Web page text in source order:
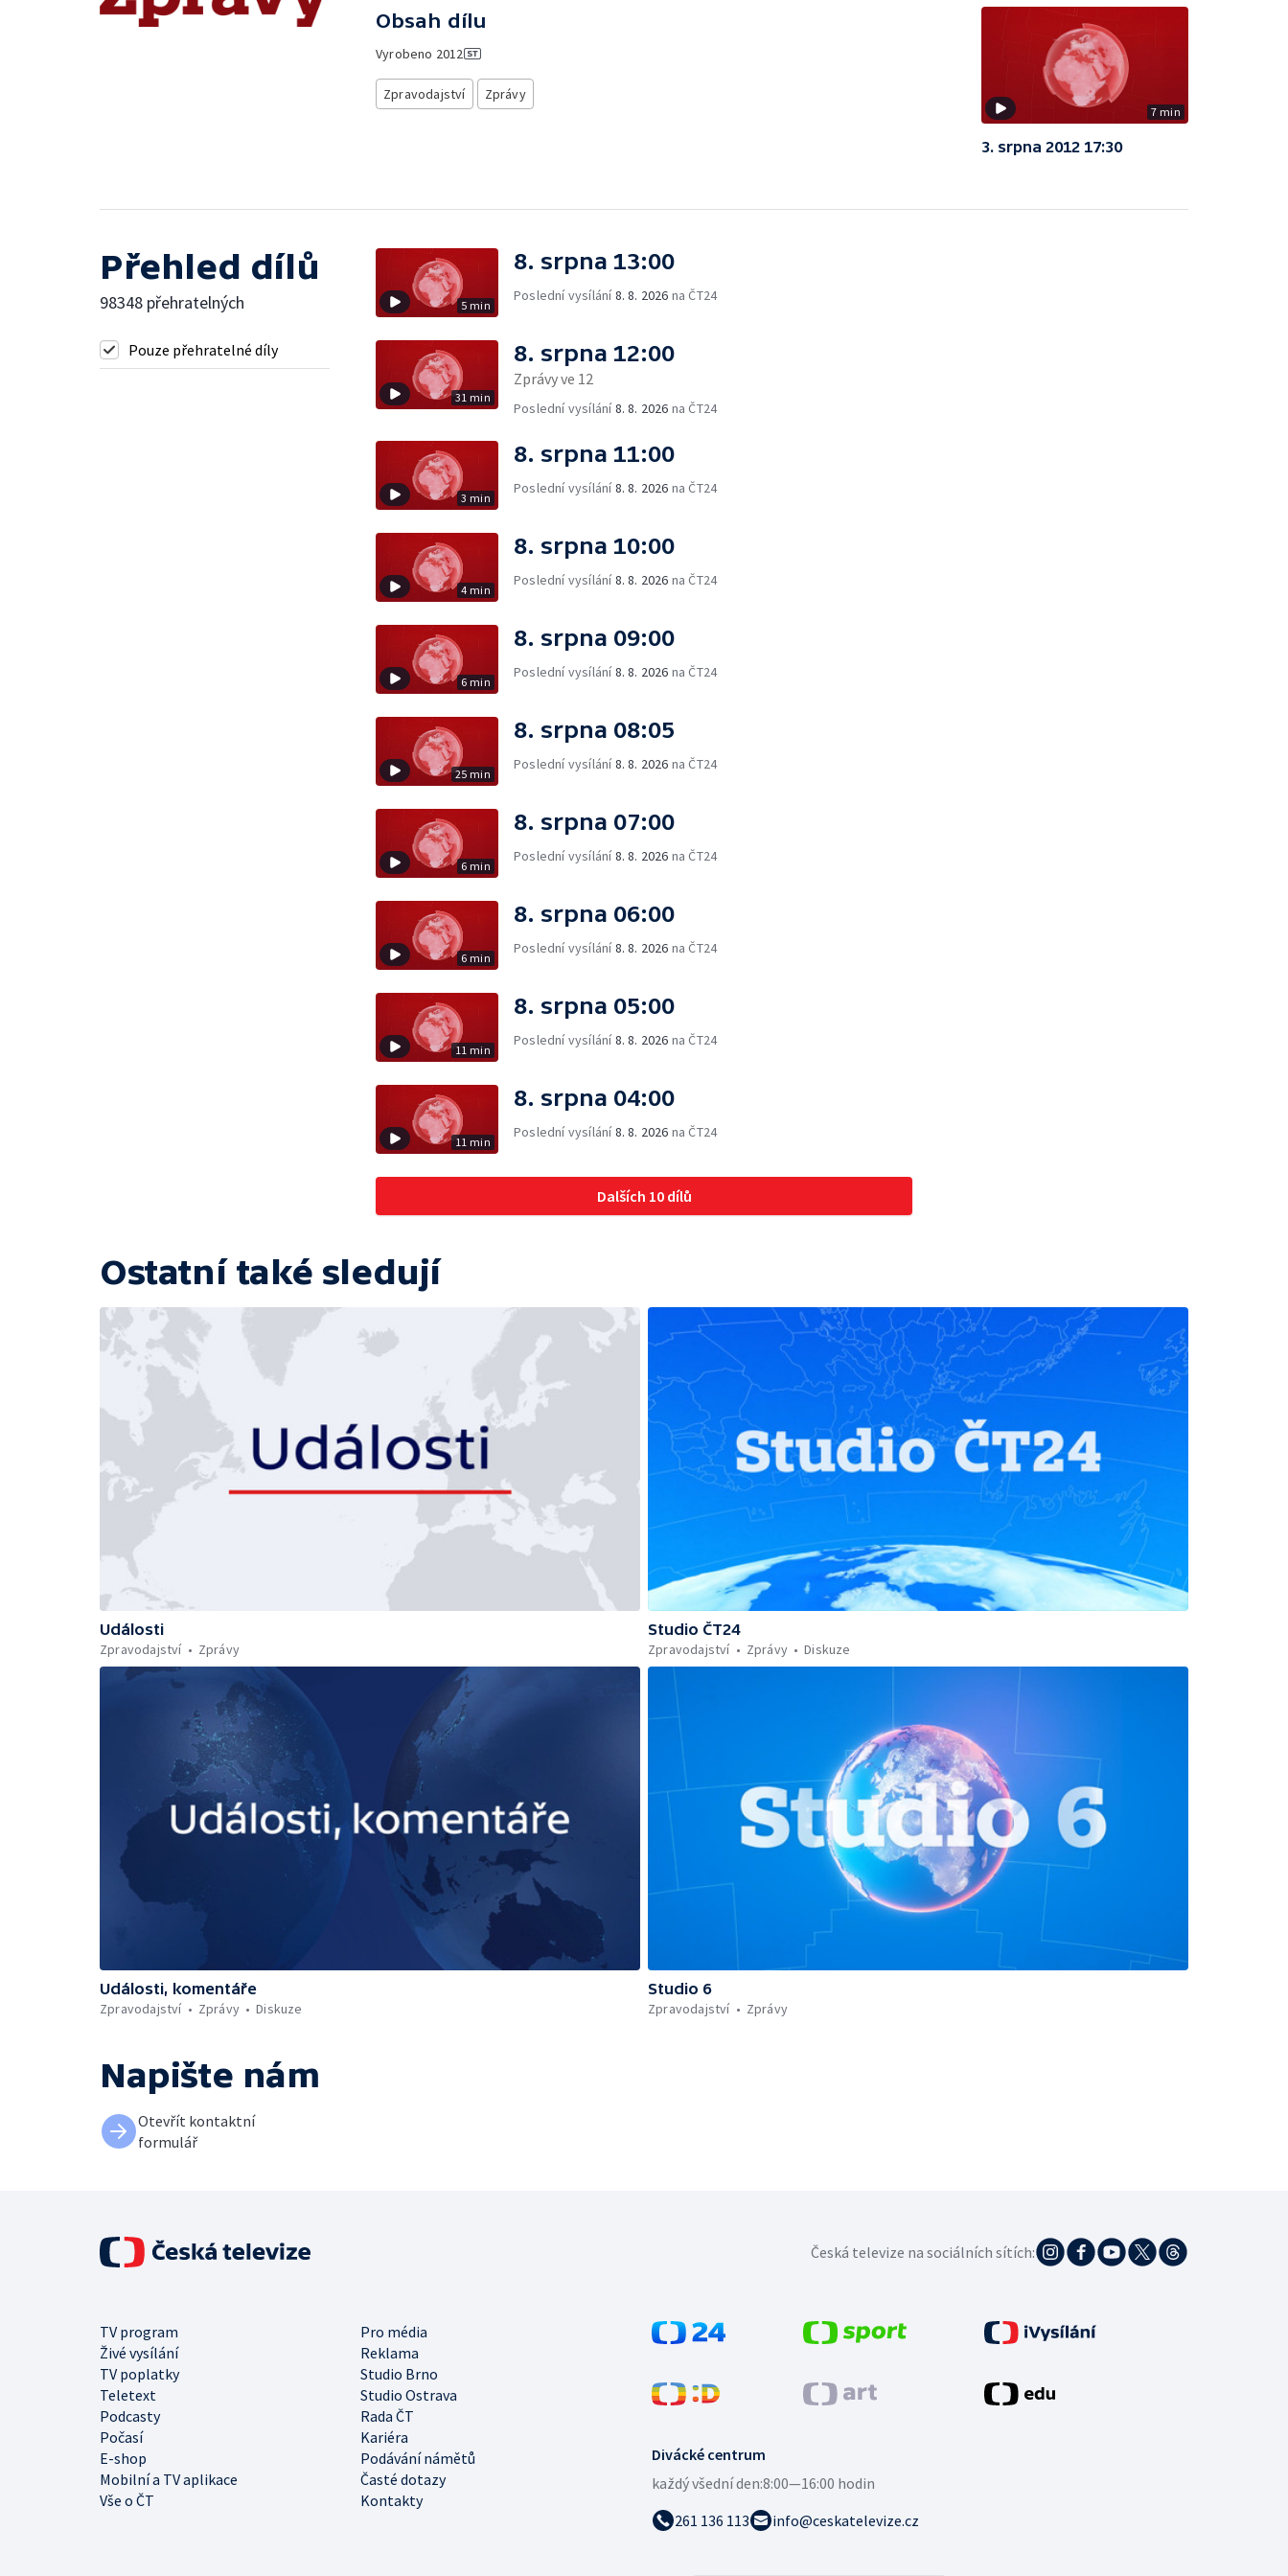
Obsah dílu
Vyrobeno 2012
Zpravodajství Zprávy
7 min
3. srpna 2012 17:30
Přehled dílů
98348 přehratelných
Pouze přehratelné díly
5 min
8. srpna 13:00
Poslední vysílání8. 8. 2026 na ČT24
31 min
8. srpna 12:00
Zprávy ve 12
Poslední vysílání8. 8. 2026 na ČT24
3 min
8. srpna 11:00
Poslední vysílání8. 8. 2026 na ČT24
4 min
8. srpna 10:00
Poslední vysílání8. 8. 2026 na ČT24
6 min
8. srpna 09:00
Poslední vysílání8. 8. 2026 na ČT24
25 min
8. srpna 08:05
Poslední vysílání8. 8. 2026 na ČT24
6 min
8. srpna 07:00
Poslední vysílání8. 8. 2026 na ČT24
6 min
8. srpna 06:00
Poslední vysílání8. 8. 2026 na ČT24
11 min
8. srpna 05:00
Poslední vysílání8. 8. 2026 na ČT24
11 min
8. srpna 04:00
Poslední vysílání8. 8. 2026 na ČT24
Dalších 10 dílů
Ostatní také sledují
Události
Zpravodajství
Zprávy
Studio ČT24
Zpravodajství
Zprávy Diskuze
Události, komentáře
Zpravodajství
Zprávy Diskuze
Studio 6
Zpravodajství
Zprávy
Napište nám
Otevřít kontaktní
formulář
Divácké centrum
každý všední den:8:00—16:00 hodin
261 136 113
info@ceskatelevize.cz
TV program
Pro média
Živé vysílání
Reklama
TV poplatky
Studio Brno
Teletext
Studio Ostrava
Podcasty
Rada ČT
Počasí
Kariéra
E-shop
Podávání námětů
Mobilní a TV aplikace
Časté dotazy
Vše o ČT
Kontakty
Česká televize na sociálních sítích: